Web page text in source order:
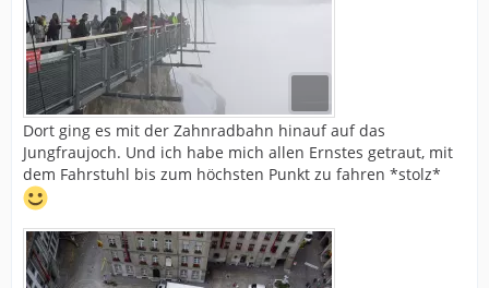
Dort ging es mit der Zahnradbahn hinauf auf das
Jungfraujoch. Und ich habe mich allen Ernstes getraut, mit
dem Fahrstuhl bis zum höchsten Punkt zu fahren *stolz*